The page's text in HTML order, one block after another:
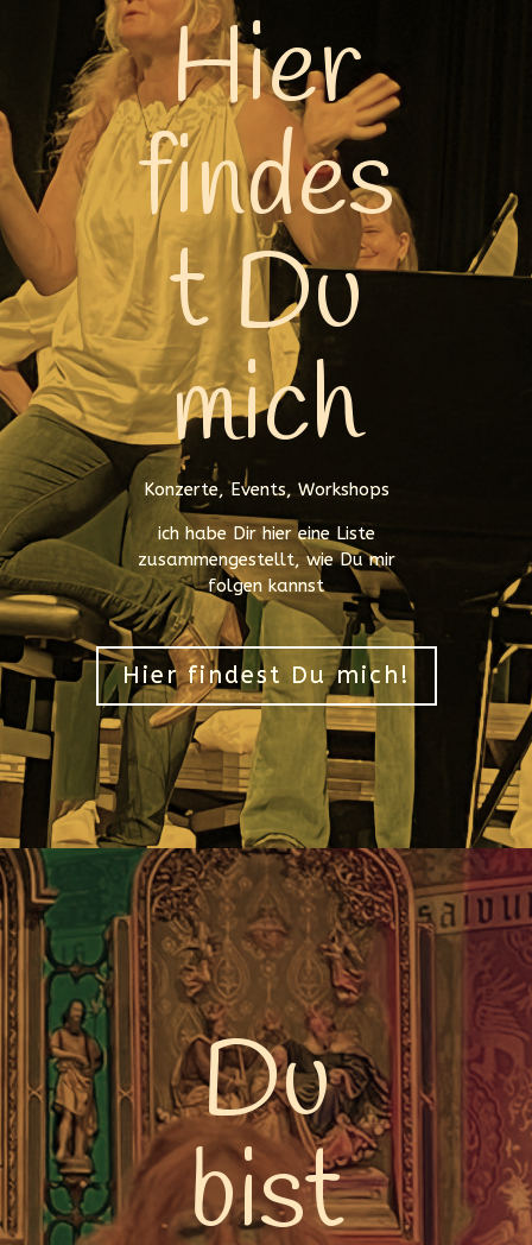
Hier
findes
t Du
mich
Konzerte, Events, Workshops
ich habe Dir hier eine Liste
zusammengestellt, wie Du mir
folgen kannst
Hier findest Du mich!
Du
bist